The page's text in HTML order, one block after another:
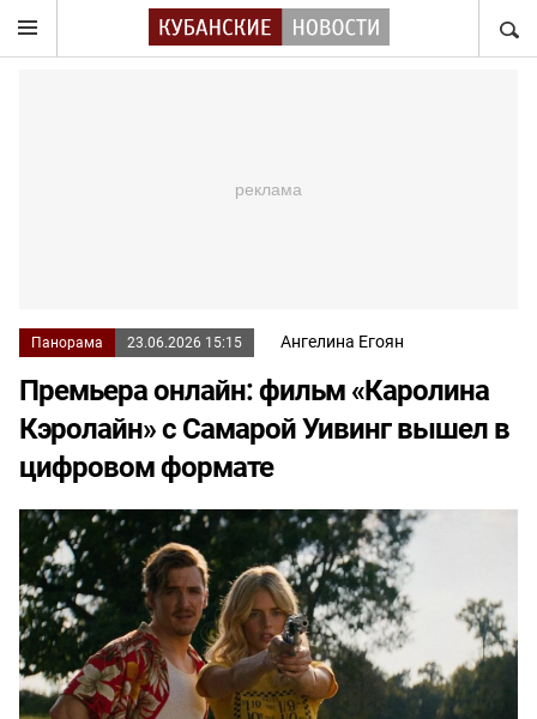
Панорама 23.06.2026 15:15 Ангелина Егоян
Премьера онлайн: фильм «Каролина
Кэролайн» с Самарой Уивинг вышел в
цифровом формате